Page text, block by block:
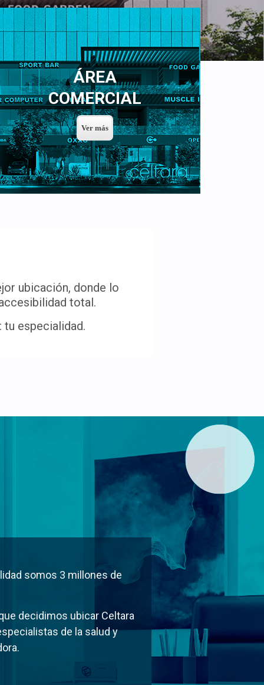
ÁREA
COMERCIAL
ubicación, donde lo
total.
especialidad.
somos 3 millones de
decidimos ubicar Celtara
de la salud y